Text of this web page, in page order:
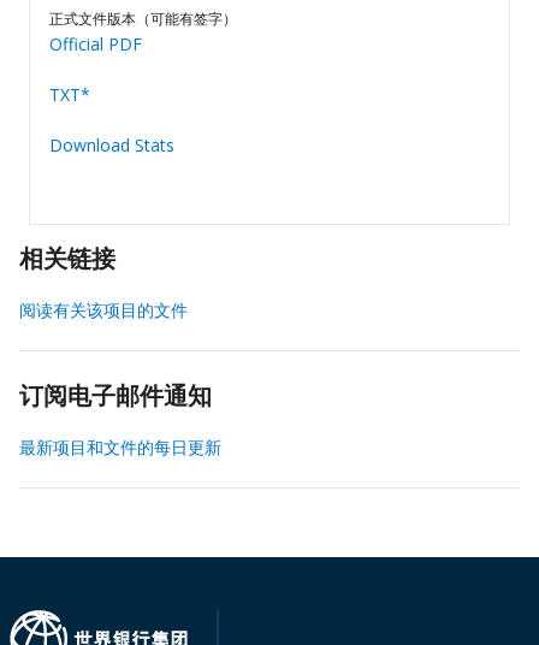
正式文件版本（可能有签字）
Official PDF
TXT*
Download Stats
相关链接
阅读有关该项目的文件
订阅电子邮件通知
最新项目和文件的每日更新